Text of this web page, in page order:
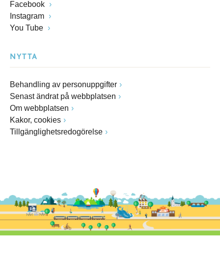
Facebook
Instagram
You Tube
NYTTA
Behandling av personuppgifter
Senast ändrat på webbplatsen
Om webbplatsen
Kakor, cookies
Tillgänglighetsredogörelse